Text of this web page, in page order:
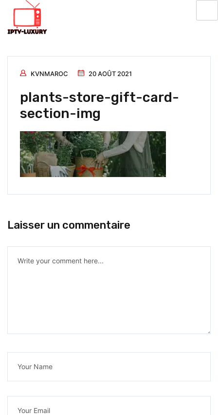
KVNMAROC 20 AOÛT 2021
plants-store-gift-card-
section-img
Laisser un commentaire